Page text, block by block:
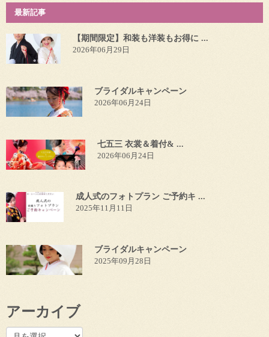
最新記事
【期間限定】和装も洋装もお得に ...
2026年06月29日
ブライダルキャンペーン
2026年06月24日
七五三 衣裳＆着付& ...
2026年06月24日
成人式のフォトプラン ご予約キ ...
2025年11月11日
ブライダルキャンペーン
2025年09月28日
アーカイブ